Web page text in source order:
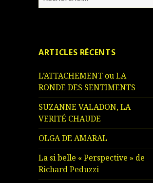
ARTICLES RÉCENTS
L’ATTACHEMENT ou LA
RONDE DES SENTIMENTS
SUZANNE VALADON, LA
VERITÉ CHAUDE
OLGA DE AMARAL
La si belle « Perspective » de
Richard Peduzzi